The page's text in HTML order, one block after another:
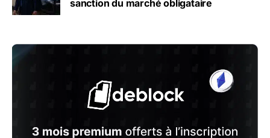
sanction du marché obligataire